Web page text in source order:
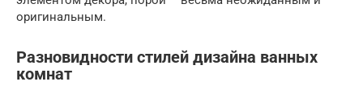
оригинальным.
Разновидности стилей дизайна ванных
комнат